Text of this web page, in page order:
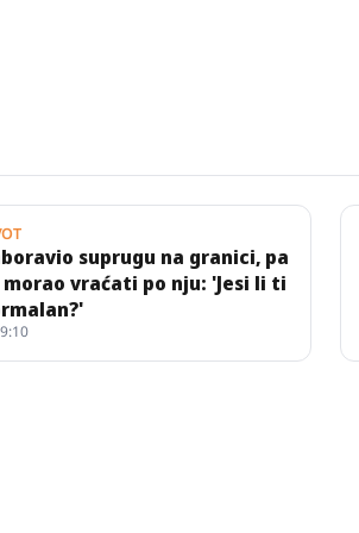
suprugu na granici, pa
morao vraćati po nju: 'Jesi li ti